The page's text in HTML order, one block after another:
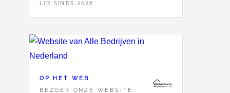
LID SINDS 2026
OP HET WEB
BEZOEK ONZE WEBSITE